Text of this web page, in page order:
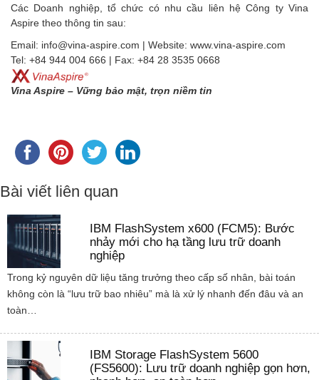
Các Doanh nghiệp, tổ chức có nhu cầu liên hệ Công ty Vina
Aspire theo thông tin sau:
Email: info@vina-aspire.com | Website: www.vina-aspire.com
Tel: +84 944 004 666 | Fax: +84 28 3535 0668
Vina Aspire – Vững bảo mật, trọn niềm tin
Bài viết liên quan
IBM FlashSystem x600 (FCM5): Bước
nhảy mới cho hạ tầng lưu trữ doanh
nghiệp
Trong kỷ nguyên dữ liệu tăng trưởng theo cấp số nhân, bài toán
không còn là “lưu trữ bao nhiêu” mà là xử lý nhanh đến đâu và an
toàn…
IBM Storage FlashSystem 5600
(FS5600): Lưu trữ doanh nghiệp gọn hơn,